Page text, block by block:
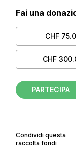
Fai una
CHF
CHF
PARTECIPA
Condividi questa
raccolta fondi